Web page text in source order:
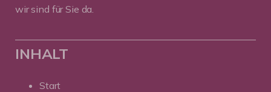
wir sind für Sie da.
INHALT
Start